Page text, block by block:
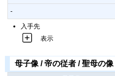
-
入手先
表示
母子像 / 帝の従者 / 聖母の像